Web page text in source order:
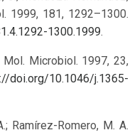
1999, 181, 1292–1300.
1300.1999.
Mol. Microbiol. 1997, 23,
doi.org/10.1046/j.1365-
Ramírez-Romero, M. A.